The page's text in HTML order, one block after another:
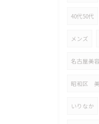
40代50代
メンズ
名古屋美
昭和区
いりなか